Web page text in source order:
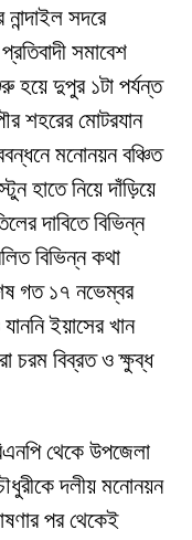
সদরে
সমাবেশ
হয়ে দুপুর ১টা পর্যন্ত
শহরের মোটরযান
মনোনয়ন বঞ্চিত
হাতে নিয়ে দাঁড়িয়ে
দাবিতে বিভিন্ন
বিভিন্ন কথা
গত ১৭ নভেম্বর
ইয়াসের খান
চরম বিব্রত ও ক্ষুব্ধ
থেকে উপজেলা
দলীয় মনোনয়ন
পর থেকেই